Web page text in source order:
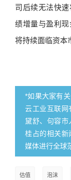
司后续无法快
绩增量与盈利
将持续面临资本
*如果大家有
云工业互联网
黛舒、句容市
桂占的相关新
媒体进行全球
估值 泡沫